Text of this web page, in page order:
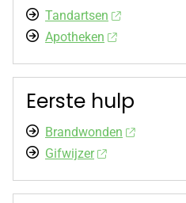
Tandartsen
Apotheken
Eerste hulp
Brandwonden
Gifwijzer